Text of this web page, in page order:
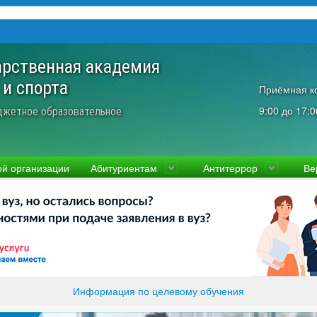
академия
спорта
образовательное
Приёмная
9:00 до
Преподаватели и сотрудники
коррупции Прочие документы
организации Абитуриентам
Приемная комиссия
Стоимость
Антитеррор
Правовая
Информация
Информация по целевому обучения